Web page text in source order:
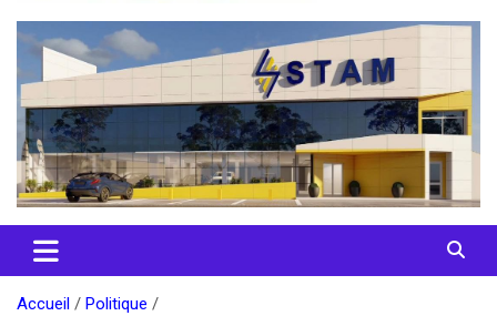
illiconews
Accueil
Politique